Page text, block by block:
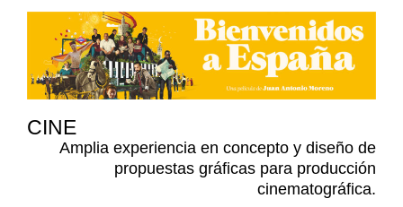
CINE
Amplia experiencia en concepto y diseño de
propuestas gráficas para producción
cinematográfica.